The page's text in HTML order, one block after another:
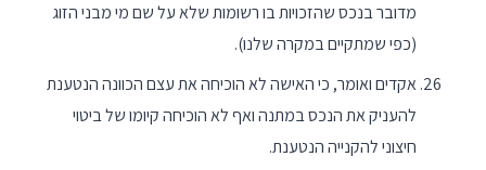
מדובר בנכס שהזכויות בו רשומות שלא על שם מי מבני הזוג
(כפי שמתקיים במקרה שלנו).
אקדים ואומר, כי האישה לא הוכיחה את עצם הכוונה הנטענת
להעניק את הנכס במתנה ואף לא הוכיחה קיומו של ביטוי
חיצוני להקנייה הנטענת.